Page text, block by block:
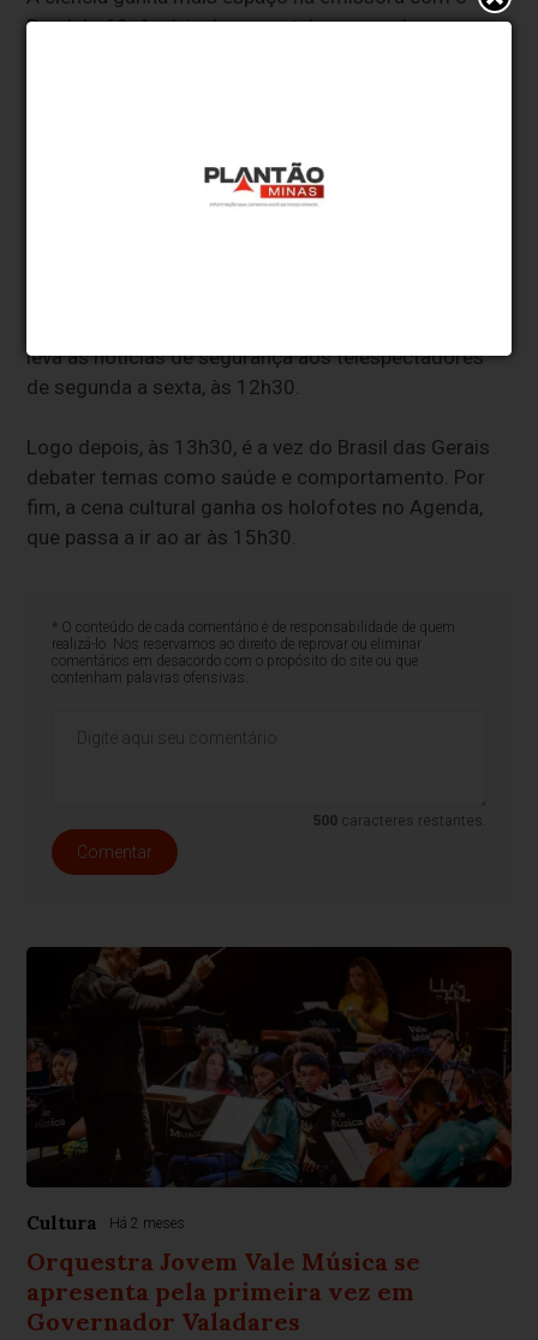
Paralelo 60. A série documental acompanha a
percurso é mostrado na TV às terças-feiras, às 22h.
leva as notícias de segurança aos telespectadores
de segunda a sexta, às 12h30.
Logo depois, às 13h30, é a vez do Brasil das Gerais
debater temas como saúde e comportamento. Por
fim, a cena cultural ganha os holofotes no Agenda,
que passa a ir ao ar às 15h30.
* O conteúdo de cada comentário é de responsabilidade de quem
realizá-lo. Nos reservamos ao direito de reprovar ou eliminar
comentários em desacordo com o propósito do site ou que
contenham palavras ofensivas.
500 caracteres restantes.
Comentar
Cultura Há 2 meses
Orquestra Jovem Vale Música se
apresenta pela primeira vez em
Governador Valadares